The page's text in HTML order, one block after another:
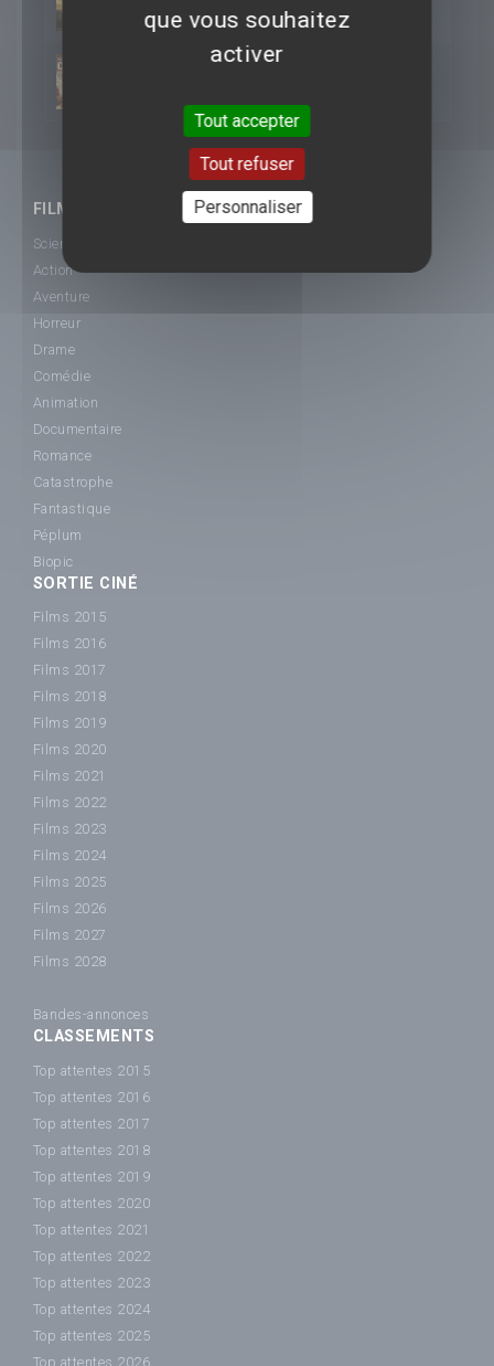
FILMS
Science-Fiction
Action
Aventure
Horreur
Drame
Comédie
Animation
Documentaire
Romance
Catastrophe
Fantastique
Péplum
Biopic
SORTIE CINÉ
Films 2015
Films 2016
Films 2017
Films 2018
Films 2019
Films 2020
Films 2021
Films 2022
Films 2023
Films 2024
Films 2025
Films 2026
Films 2027
Films 2028
Bandes-annonces
CLASSEMENTS
Top attentes 2015
Top attentes 2016
Top attentes 2017
Top attentes 2018
Top attentes 2019
Top attentes 2020
Top attentes 2021
Top attentes 2022
Top attentes 2023
Top attentes 2024
Top attentes 2025
Top attentes 2026
que vous souhaitez
activer
Tout accepter
Tout refuser
Personnaliser